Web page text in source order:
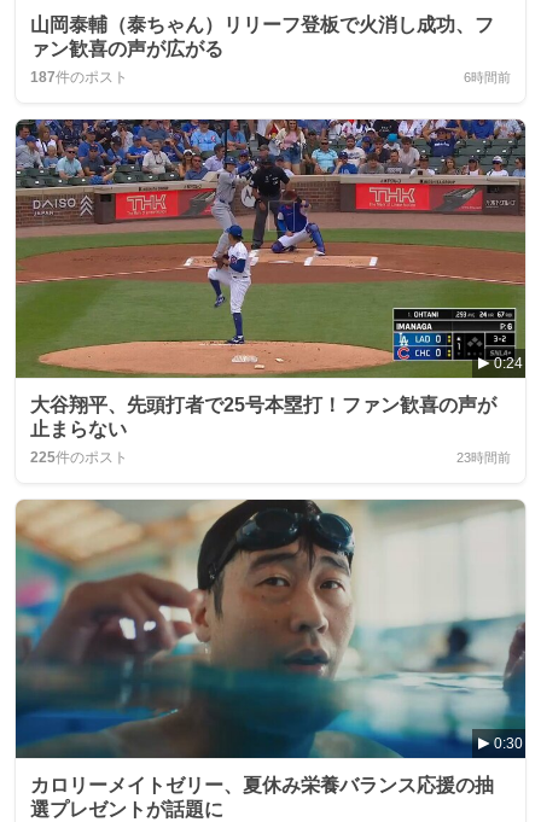
山岡泰輔（泰ちゃん）リリーフ登板で火消し成功、フ
ァン歓喜の声が広がる
187件のポスト 6時間前
0:24
大谷翔平、先頭打者で25号本塁打！ファン歓喜の声が
止まらない
225件のポスト 23時間前
0:30
カロリーメイトゼリー、夏休み栄養バランス応援の抽
選プレゼントが話題に